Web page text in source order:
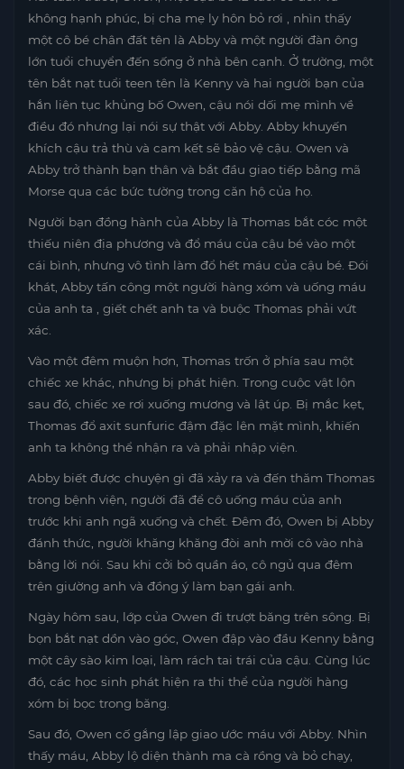
không hạnh phúc, bị cha mẹ ly hôn bỏ rơi , nhìn thấy
một cô bé chân đất tên là Abby và một người đàn ông
lớn tuổi chuyển đến sống ở nhà bên cạnh. Ở trường, một
tên bắt nạt tuổi teen tên là Kenny và hai người bạn của
hắn liên tục khủng bố Owen, cậu nói dối mẹ mình về
điều đó nhưng lại nói sự thật với Abby. Abby khuyến
khích cậu trả thù và cam kết sẽ bảo vệ cậu. Owen và
Abby trở thành bạn thân và bắt đầu giao tiếp bằng mã
Morse qua các bức tường trong căn hộ của họ.
Người bạn đồng hành của Abby là Thomas bắt cóc một
thiếu niên địa phương và đổ máu của cậu bé vào một
cái bình, nhưng vô tình làm đổ hết máu của cậu bé. Đói
khát, Abby tấn công một người hàng xóm và uống máu
của anh ta , giết chết anh ta và buộc Thomas phải vứt
xác.
Vào một đêm muộn hơn, Thomas trốn ở phía sau một
chiếc xe khác, nhưng bị phát hiện. Trong cuộc vật lộn
sau đó, chiếc xe rơi xuống mương và lật úp. Bị mắc kẹt,
Thomas đổ axit sunfuric đậm đặc lên mặt mình, khiến
anh ta không thể nhận ra và phải nhập viện.
Abby biết được chuyện gì đã xảy ra và đến thăm Thomas
trong bệnh viện, người đã để cô uống máu của anh
trước khi anh ngã xuống và chết. Đêm đó, Owen bị Abby
đánh thức, người khăng khăng đòi anh mời cô vào nhà
bằng lời nói. Sau khi cởi bỏ quần áo, cô ngủ qua đêm
trên giường anh và đồng ý làm bạn gái anh.
Ngày hôm sau, lớp của Owen đi trượt băng trên sông. Bị
bọn bắt nạt dồn vào góc, Owen đập vào đầu Kenny bằng
một cây sào kim loại, làm rách tai trái của cậu. Cùng lúc
đó, các học sinh phát hiện ra thi thể của người hàng
xóm bị bọc trong băng.
Sau đó, Owen cố gắng lập giao ước máu với Abby. Nhìn
thấy máu, Abby lộ diện thành ma cà rồng và bỏ chạy,